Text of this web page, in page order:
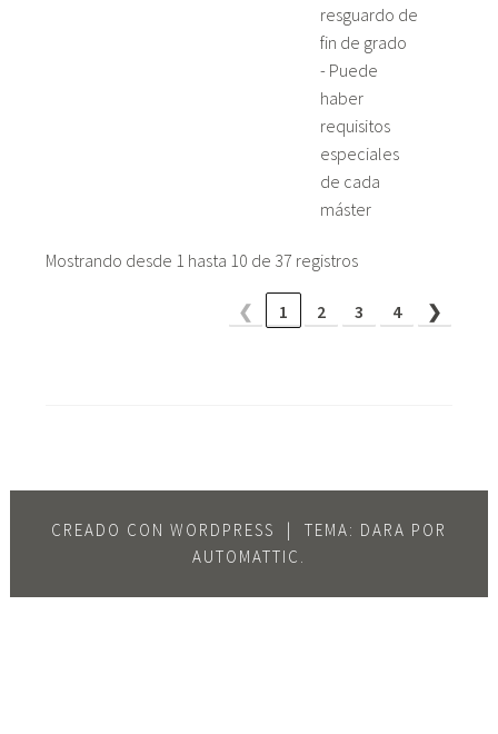
resguardo de
fin de grado
- Puede
haber
requisitos
especiales
de cada
máster
Mostrando desde 1 hasta 10 de 37 registros
❮ 1 2 3 4 ❯
CREADO CON WORDPRESS
TEMA: DARA POR
AUTOMATTIC .